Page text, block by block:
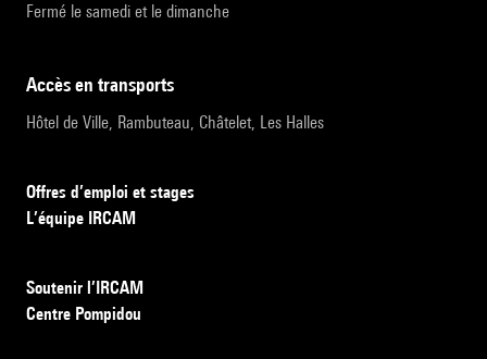
Fermé le samedi et le dimanche
accès en transports
Hôtel de Ville, Rambuteau, Châtelet, Les Halles
Offres d’emploi et stages
L’équipe IRCAM
Soutenir l’IRCAM
Centre Pompidou